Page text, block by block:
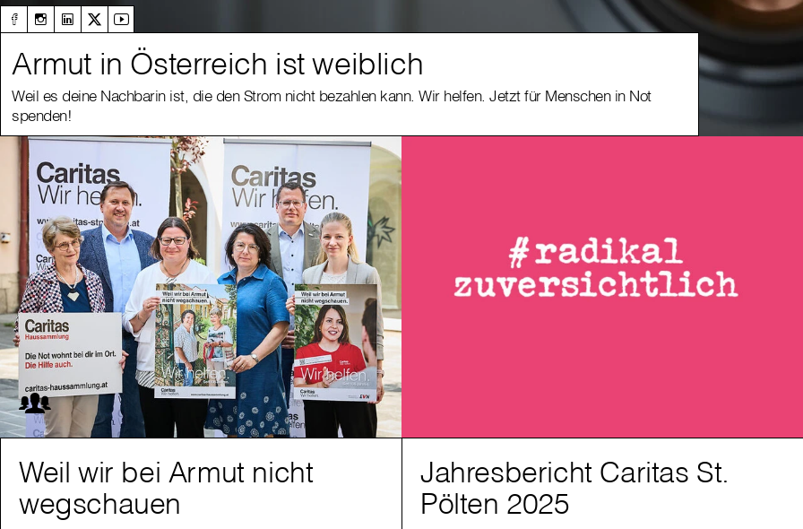
Armut in Österreich ist weiblich
Weil es deine Nachbarin ist, die den Strom nicht bezahlen kann. Wir helfen. Jetzt für Menschen in Not
spenden!
Weil wir bei Armut nicht
wegschauen
Jahresbericht Caritas St.
Pölten 2025